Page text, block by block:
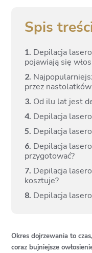
Spis
1.
Depilacja
pojawiają się
2.
przez nastolatków
3. Od ilu lat jest
4. Depilacja
5. Depilacja
6. Depilacja
przygotować?
7. Depilacja
kosztuje?
8. Depilacja
Okres dojrzewania to
coraz bujniejsze